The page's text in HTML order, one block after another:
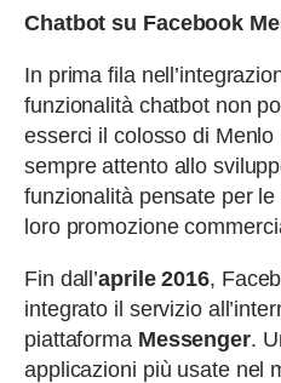
Chatbot su Facebook
In prima fila
funzionalità chatbot non
esserci il colosso di Menlo
sempre attento allo
funzionalità pensate per
loro promozione
Fin dall’aprile 2016,
integrato il servizio
piattaforma Messenger.
applicazioni più usate nel